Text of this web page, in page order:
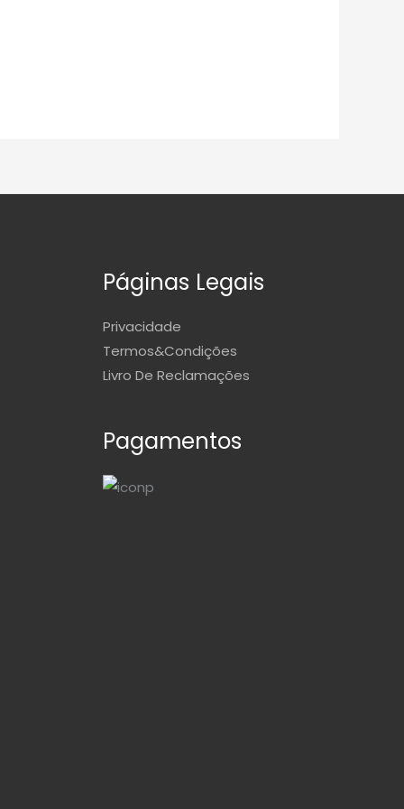
Páginas Legais
Privacidade
Termos&Condições
Livro De Reclamações
Pagamentos